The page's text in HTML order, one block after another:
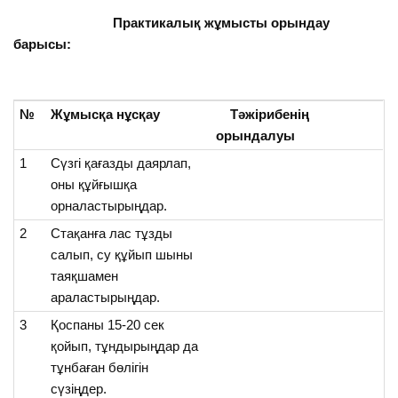
Практикалық жұмысты орындау
барысы:
№ Жұмысқа нұсқау
Тәжірибенің
орындалуы
1
Сүзгі қағазды даярлап,
оны құйғышқа
орналастырыңдар.
2
Стақанға лас тұзды
салып, су құйып шыны
таяқшамен
араластырыңдар.
3
Қоспаны 15-20 сек
қойып, тұндырыңдар да
тұнбаған бөлігін
сүзіңдер.